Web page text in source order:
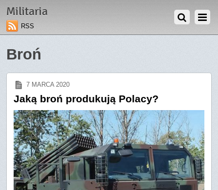
Militaria
RSS
Broń
7 MARCA 2020
Jaką broń produkują Polacy?